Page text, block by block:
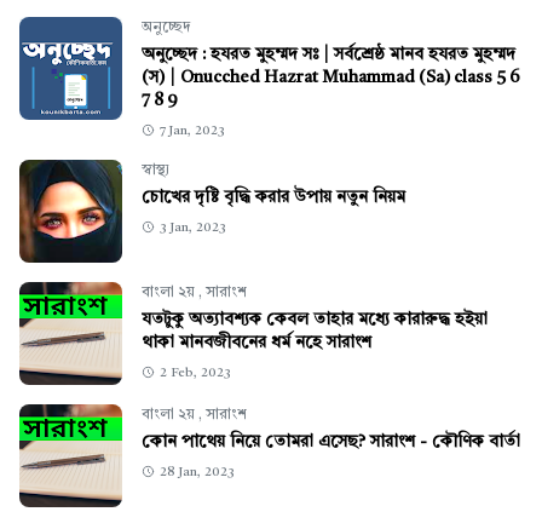
অনুচ্ছেদ
অনুচ্ছেদ : হযরত মুহম্মদ সঃ | সর্বশ্রেষ্ঠ মানব হযরত মুহম্মদ
(স) | Onucched Hazrat Muhammad (Sa) class 5 6
7 8 9
7 Jan, 2023
স্বাস্থ্য
চোখের দৃষ্টি বৃদ্ধি করার উপায় নতুন নিয়ম
3 Jan, 2023
বাংলা ২য় , সারাংশ
যতটুকু অত্যাবশ্যক কেবল তাহার মধ্যে কারারুদ্ধ হইয়া
থাকা মানবজীবনের ধর্ম নহে সারাংশ
2 Feb, 2023
বাংলা ২য় , সারাংশ
কোন পাথেয় নিয়ে তোমরা এসেছ? সারাংশ - কৌণিক বার্তা
28 Jan, 2023